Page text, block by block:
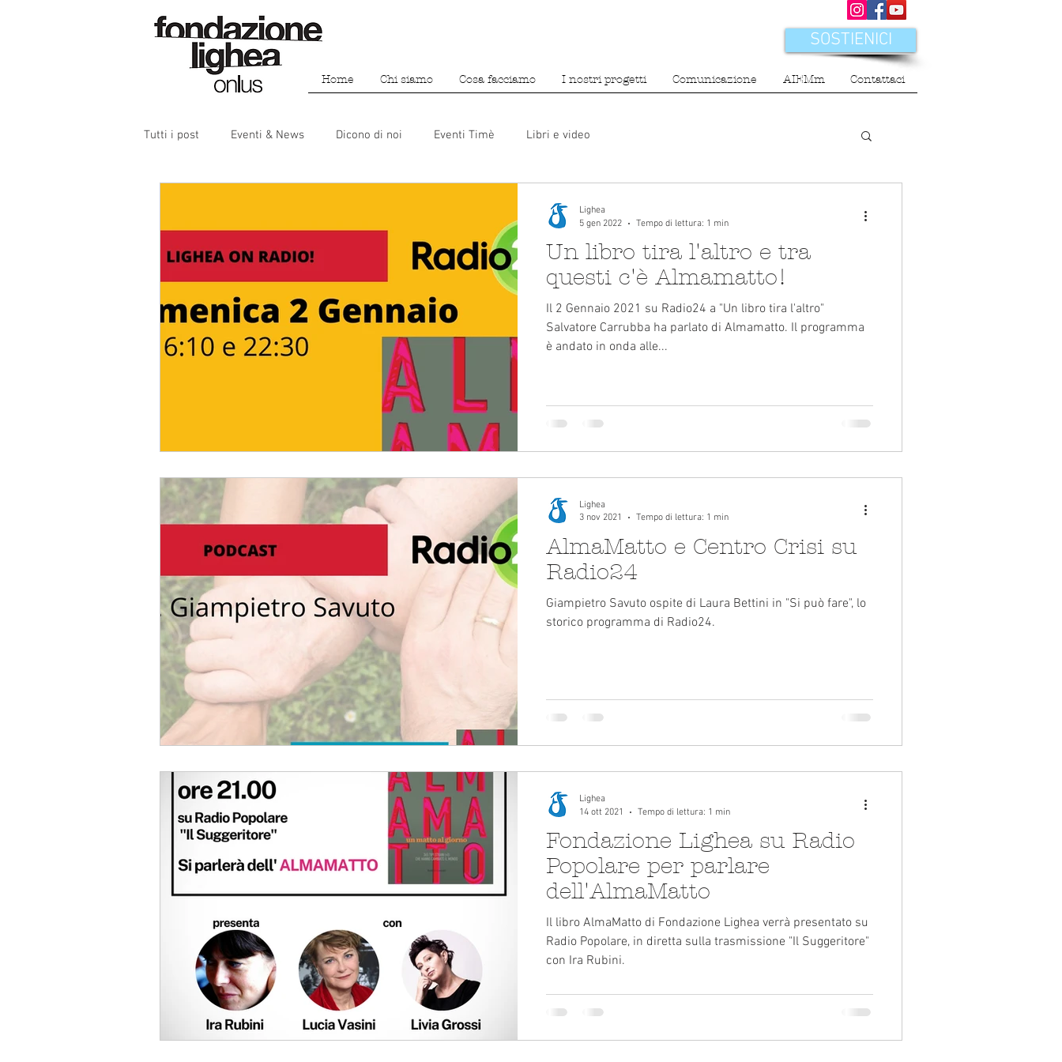
Home Chi siamo Cosa facciamo I nostri progetti Comunicazione AIEMm Contattaci
SOSTIENICI
Tutti i post Eventi & News Dicono di noi Eventi Timè Libri e video
Un libro tira l'altro e tra
questi c'è Almamatto!
Il 2 Gennaio 2021 su Radio24 a "Un libro tira l'altro"
Salvatore Carrubba ha parlato di Almamatto. Il programma
è andato in onda alle...
Lighea
5 gen 2022
Tempo di lettura: 1 min
AlmaMatto e Centro Crisi su
Radio24
Giampietro Savuto ospite di Laura Bettini in "Si può fare", lo
storico programma di Radio24.
Lighea
3 nov 2021
Tempo di lettura: 1 min
Fondazione Lighea su Radio
Popolare per parlare
dell'AlmaMatto
Il libro AlmaMatto di Fondazione Lighea verrà presentato su
Radio Popolare, in diretta sulla trasmissione "Il Suggeritore"
con Ira Rubini.
Lighea
14 ott 2021
Tempo di lettura: 1 min